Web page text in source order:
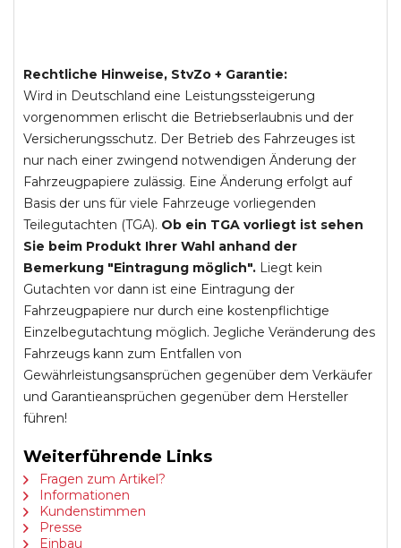
Rechtliche Hinweise, StvZo + Garantie:
Wird in Deutschland eine Leistungssteigerung
vorgenommen erlischt die Betriebserlaubnis und der
Versicherungsschutz. Der Betrieb des Fahrzeuges ist
nur nach einer zwingend notwendigen Änderung der
Fahrzeugpapiere zulässig. Eine Änderung erfolgt auf
Basis der uns für viele Fahrzeuge vorliegenden
Teilegutachten (TGA). Ob ein TGA vorliegt ist sehen
Sie beim Produkt Ihrer Wahl anhand der
Bemerkung "Eintragung möglich". Liegt kein
Gutachten vor dann ist eine Eintragung der
Fahrzeugpapiere nur durch eine kostenpflichtige
Einzelbegutachtung möglich. Jegliche Veränderung des
Fahrzeugs kann zum Entfallen von
Gewährleistungsansprüchen gegenüber dem Verkäufer
und Garantieansprüchen gegenüber dem Hersteller
führen!
Weiterführende Links
Fragen zum Artikel?
Informationen
Kundenstimmen
Presse
Einbau